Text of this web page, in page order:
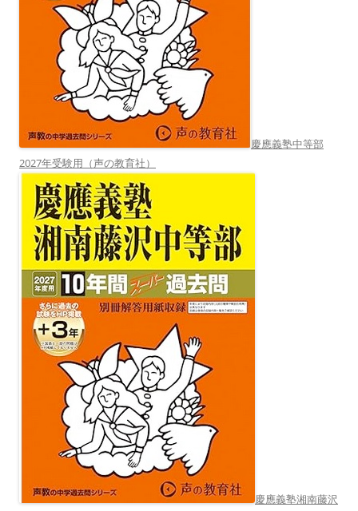
慶應義塾中等部
2027年受験用（声の教育社）
慶應義塾湘南藤沢